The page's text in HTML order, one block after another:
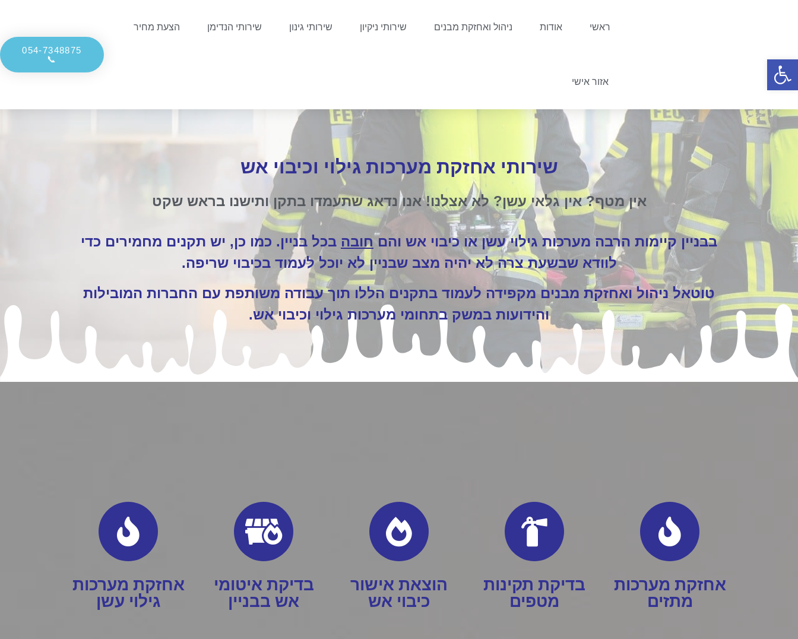
ראשי אודות ניהול ואחזקת מבנים שירותי ניקיון שירותי גינון שירותי הנדימן הצעת מחיר
אזור אישי
054-7348875
📞
שירותי אחזקת מערכות גילוי וכיבוי אש
אין מטף? אין גלאי עשן? לא אצלנו! אנו נדאג שתעמדו בתקן ותישנו בראש שקט
בבניין קיימות הרבה מערכות גילוי עשן או כיבוי אש והם חובה בכל בניין. כמו כן, יש תקנים מחמירים כדי
לוודא שבשעת צרה לא יהיה מצב שבניין לא יוכל לעמוד בכיבוי שריפה.
טוטאל ניהול ואחזקת מבנים מקפידה לעמוד בתקנים הללו תוך עבודה משותפת עם החברות המובילות
והידועות במשק בתחומי מערכות גילוי וכיבוי אש.
אחזקת מערכות
מתזים
בדיקת תקינות
מטפים
הוצאת אישור
כיבוי אש
בדיקת איטומי
אש בבניין
אחזקת מערכות
גילוי עשן
פתח סרגל נגישות